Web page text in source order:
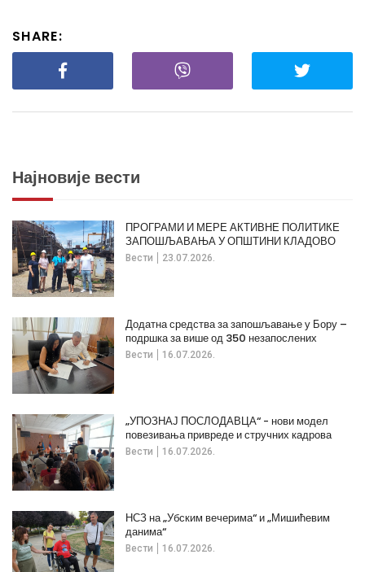
SHARE:
Најновије вести
Вести 23.07.2026.
ПРОГРАМИ И МЕРЕ АКТИВНЕ ПОЛИТИКЕ
ЗАПОШЉАВАЊА У ОПШТИНИ КЛАДОВО
Вести 16.07.2026.
Додатна средства за запошљавање у Бору –
подршка за више од 350 незапослених
Вести 16.07.2026.
„УПОЗНАЈ ПОСЛОДАВЦА“ - нови модел
повезивања привреде и стручних кадрова
Вести 16.07.2026.
НСЗ на „Убским вечерима“ и „Мишићевим
данима“